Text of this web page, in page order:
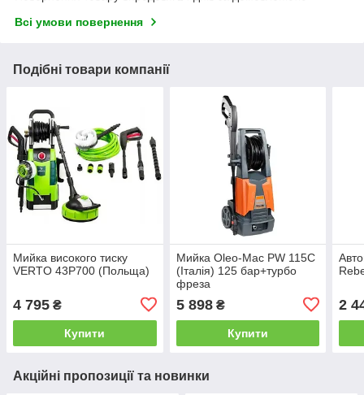
Всі умови повернення
Подібні товари компанії
Мийка високого тиску
VERTO 43P700 (Польща)
4 795 ₴
Купити
Мийка Oleo-Mac PW 115C
(Італія) 125 бар+турбо
фреза
5 898₴
Купити
2
Акційні пропозиції та новинки